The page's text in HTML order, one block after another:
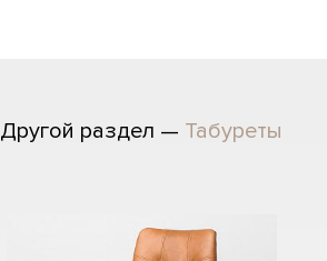
Другой раздел — Табуреты